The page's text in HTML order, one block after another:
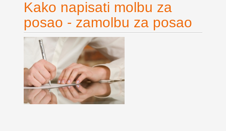
Kako napisati molbu za
posao - zamolbu za posao